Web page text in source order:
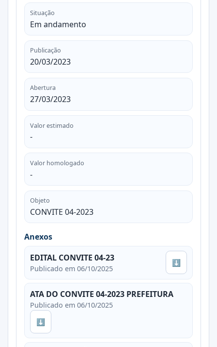
Situação
Em andamento
Publicação
20/03/2023
Abertura
27/03/2023
Valor estimado
-
Valor homologado
-
Objeto
CONVITE 04-2023
Anexos
EDITAL CONVITE 04-23
Publicado em 06/10/2025
⬇
ATA DO CONVITE 04-2023 PREFEITURA
Publicado em 06/10/2025
⬇